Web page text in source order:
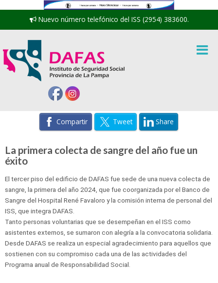
Nuevo número telefónico del ISS (2954) 383600.
Compartir Tweet Share
La primera colecta de sangre del año fue un
éxito
El tercer piso del edificio de DAFAS fue sede de una nueva colecta de
sangre, la primera del año 2024, que fue coorganizada por el Banco de
Sangre del Hospital René Favaloro y la comisión interna de personal del
ISS, que integra DAFAS.
Tanto personas voluntarias que se desempeñan en el ISS como
asistentes externos, se sumaron con alegría a la convocatoria solidaria.
Desde DAFAS se realiza un especial agradecimiento para aquellos que
sostienen con su compromiso cada una de las actividades del
Programa anual de Responsabilidad Social.